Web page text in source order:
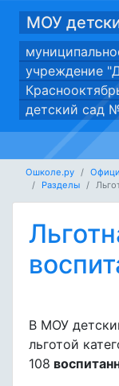
МОУ
учреждение
детский сад
Ошколе.ру
Разделы
В МОУ
льготой
108